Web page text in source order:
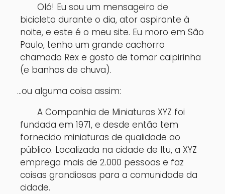
Olá! Eu sou um mensageiro de
bicicleta durante o dia, ator aspirante à
noite, e este é o meu site. Eu moro em São
Paulo, tenho um grande cachorro
chamado Rex e gosto de tomar caipirinha
(e banhos de chuva).
…ou alguma coisa assim:
A Companhia de Miniaturas XYZ foi
fundada em 1971, e desde então tem
fornecido miniaturas de qualidade ao
público. Localizada na cidade de Itu, a XYZ
emprega mais de 2.000 pessoas e faz
coisas grandiosas para a comunidade da
cidade.